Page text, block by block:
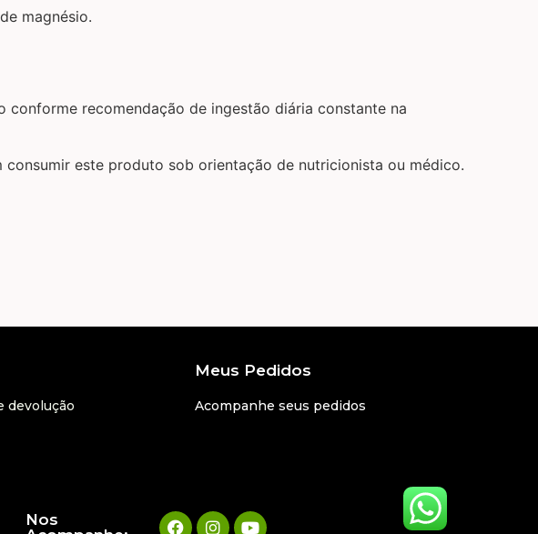
magnésio.
recomendação de ingestão diária constante na
este produto sob orientação de nutricionista ou médico.
devolução
Meus Pedidos
Acompanhe seus pedidos
Nos